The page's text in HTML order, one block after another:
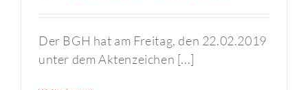
Der BGH hat am Freitag, den 22.02.2019
unter dem Aktenzeichen [...]